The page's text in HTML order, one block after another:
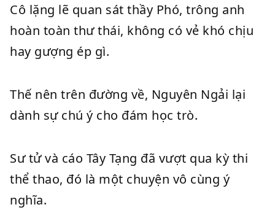
Cô lặng lẽ quan sát thầy Phó, trông anh
hoàn toàn thư thái, không có vẻ khó chịu
hay gượng ép gì.
Thế nên trên đường về, Nguyên Ngải lại
dành sự chú ý cho đám học trò.
Sư tử và cáo Tây Tạng đã vượt qua kỳ thi
thể thao, đó là một chuyện vô cùng ý
nghĩa.